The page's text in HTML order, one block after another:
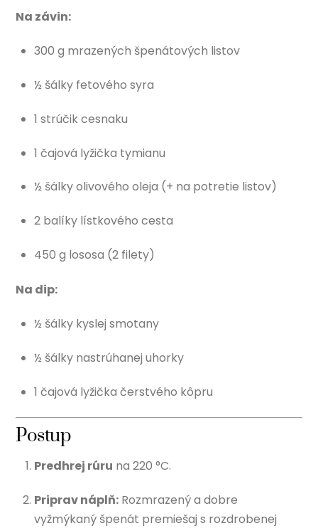
Na závin:
300 g mrazených špenátových listov
½ šálky fetového syra
1 strúčik cesnaku
1 čajová lyžička tymianu
½ šálky olivového oleja (+ na potretie listov)
2 balíky lístkového cesta
450 g lososa (2 filety)
Na dip:
½ šálky kyslej smotany
½ šálky nastrúhanej uhorky
1 čajová lyžička čerstvého kôpru
Postup
Predhrej rúru na 220 °C.
Priprav náplň: Rozmrazený a dobre
vyžmýkaný špenát premiešaj s rozdrobenej